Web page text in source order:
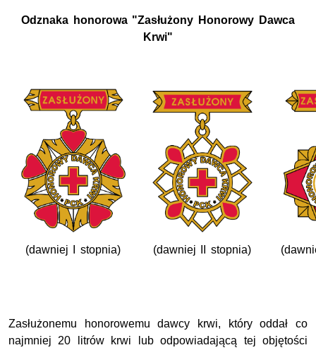
Odznaka honorowa "Zasłużony Honorowy Dawca
Krwi"
(dawniej I stopnia) (dawniej II stopnia)
Zasłużonemu honorowemu dawcy krwi, który oddał co
najmniej 20 litrów krwi lub odpowiadającą tej objętości